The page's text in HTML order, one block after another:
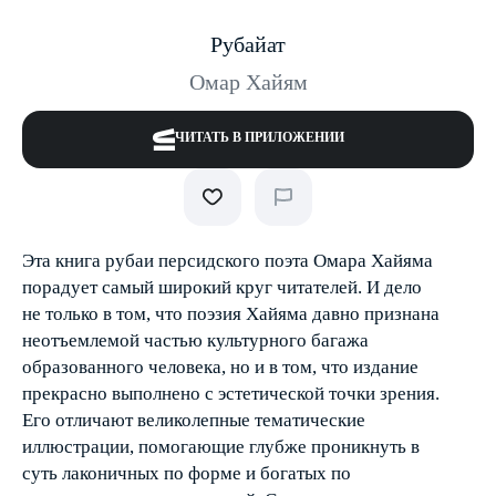
Рубайат
Омар Хайям
ЧИТАТЬ В ПРИЛОЖЕНИИ
Эта книга рубаи персидского поэта Омара Хайяма
порадует самый широкий круг читателей. И дело
не только в том, что поэзия Хайяма давно признана
неотъемлемой частью культурного багажа
образованного человека, но и в том, что издание
прекрасно выполнено с эстетической точки зрения.
Его отличают великолепные тематические
иллюстрации, помогающие глубже проникнуть в
суть лаконичных по форме и богатых по